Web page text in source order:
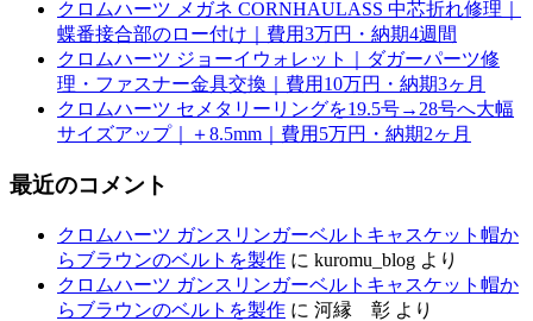
クロムハーツ メガネ CORNHAULASS 中芯折れ修理｜
蝶番接合部のロー付け｜費用3万円・納期4週間
クロムハーツ ジョーイウォレット｜ダガーパーツ修
理・ファスナー金具交換｜費用10万円・納期3ヶ月
クロムハーツ セメタリーリングを19.5号→28号へ大幅
サイズアップ｜＋8.5mm｜費用5万円・納期2ヶ月
最近のコメント
クロムハーツ ガンスリンガーベルトキャスケット帽か
らブラウンのベルトを製作 に kuromu_blog より
クロムハーツ ガンスリンガーベルトキャスケット帽か
らブラウンのベルトを製作 に 河縁 彰 より